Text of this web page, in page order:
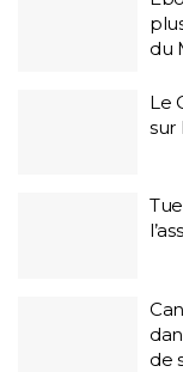
du
Le
sur
de